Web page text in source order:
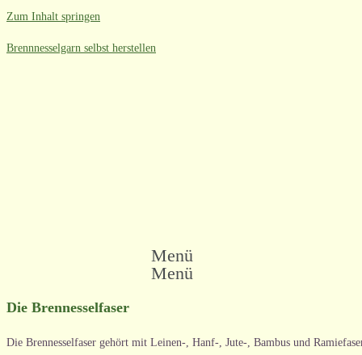
Zum Inhalt springen
Brennnesselgarn selbst herstellen
Menü
Menü
Die Brennesselfaser
Die Brennesselfaser gehört mit Leinen-, Hanf-, Jute-, Bambus und